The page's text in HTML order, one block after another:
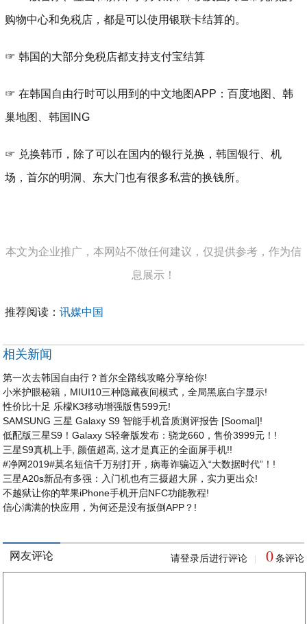
购物中心和免税店，都是可以使用银联卡结算的。
☞ 韩国的大部分免税店都支持支付宝结算
☞ 在韩国自由行时可以用到的中文地图APP：百度地图、韩
巢地图、韩国ING
☞ 兑换韩币，除了可以在国内的银行兑换，韩国银行、机
场，首尔的明洞、东大门也有很多私营的换钱所。
本文为企业推广，本网站不做任何建议，仅提供参考，作为信
息展示！
推荐阅读：讯媒中国
相关新闻
第一次去韩国自由行？首尔全路线攻略分享给你!
小米护眼秘籍，MIUI10三种隐藏夜间模式，全局黑底白字显示!
性价比十足 乐檬K3移动增强版售599元!
SAMSUNG 三星 Galaxy S9 智能手机音质测评报告 [Soomal]!
低配版三星S9！Galaxy S轻奢版发布：骁龙660，售价3999元！!
三星S9真机上手, 颜值超高, 这才是真正的全面屏手机!!
#净网2019#莫名短信千万别打开，病毒诈骗迈入“大数据时代”！!
三星A20s新品有多强：入门机也有三摄超大屏，实力更出众!
不越狱让你的苹果iPhone手机开启NFC功能教程!
信心满满的快应用，为何还是没有扳倒APP？!
网友评论 请登录后进行评论 0 条评论